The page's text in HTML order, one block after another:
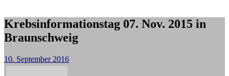
Krebsinformationstag 07. Nov. 2015 in
Braunschweig
10. September 2016